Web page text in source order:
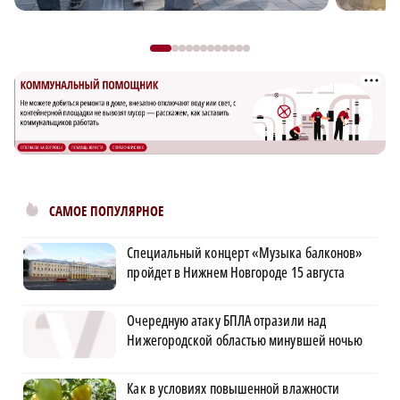
САМОЕ ПОПУЛЯРНОЕ
Специальный концерт «Музыка балконов»
пройдет в Нижнем Новгороде 15 августа
Очередную атаку БПЛА отразили над
Нижегородской областью минувшей ночью
Как в условиях повышенной влажности